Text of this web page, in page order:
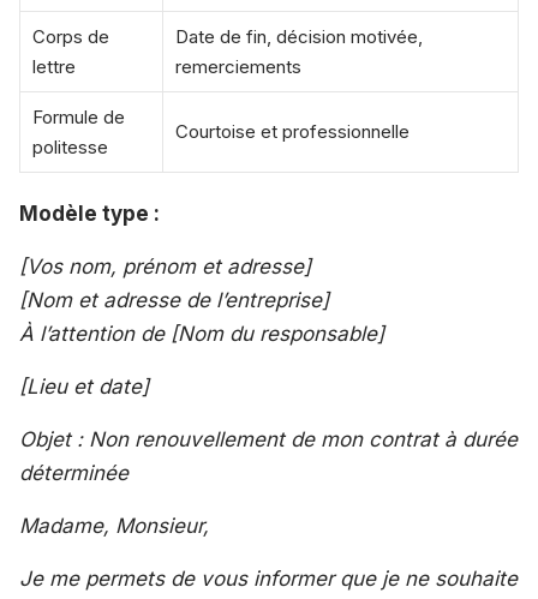
Corps de
lettre
Date de fin, décision motivée,
remerciements
Formule de
politesse
Courtoise et professionnelle
Modèle type :
[Vos nom, prénom et adresse]
[Nom et adresse de l’entreprise]
À l’attention de [Nom du responsable]
[Lieu et date]
Objet : Non renouvellement de mon contrat à durée
déterminée
Madame, Monsieur,
Je me permets de vous informer que je ne souhaite